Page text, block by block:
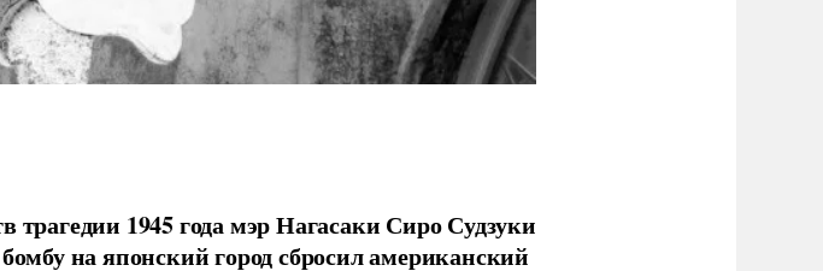
1945 года мэр Нагасаки Сиро Судзуки
на японский город сбросил американский